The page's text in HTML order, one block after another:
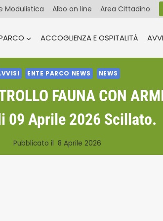
Modulistica Albo on line Area Cittadino
ACCOGLIENZA E OSPITALITÀ
ENTE PARCO NEWS NEWS
FAUNA CON
09 Aprile 2026 Scillato.
Pubblicato il 8 Aprile 2026